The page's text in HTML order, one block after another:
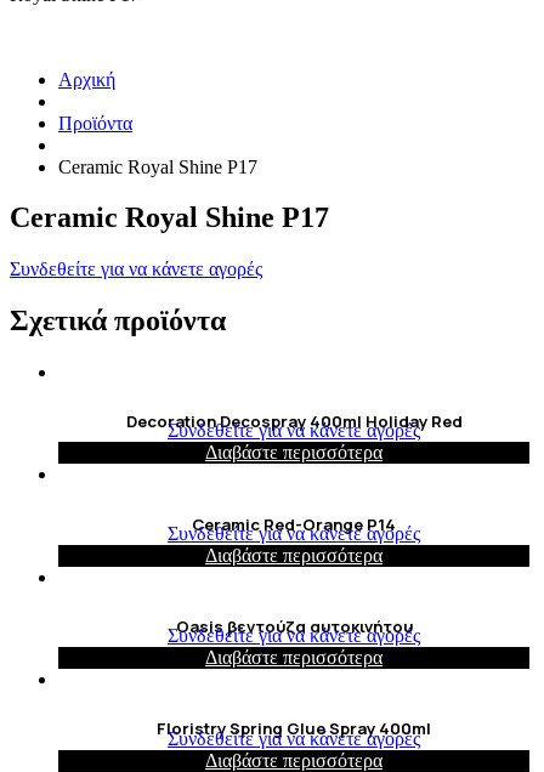
Αρχική
Προϊόντα
Ceramic Royal Shine P17
Ceramic Royal Shine P17
Συνδεθείτε για να κάνετε αγορές
Σχετικά προϊόντα
Decoration Decospray 400ml Holiday Red
Συνδεθείτε για να κάνετε αγορές
Διαβάστε περισσότερα
Ceramic Red-Orange P14
Συνδεθείτε για να κάνετε αγορές
Διαβάστε περισσότερα
Oasis βεντούζα αυτοκινήτου
Συνδεθείτε για να κάνετε αγορές
Διαβάστε περισσότερα
Floristry Spring Glue Spray 400ml
Συνδεθείτε για να κάνετε αγορές
Διαβάστε περισσότερα